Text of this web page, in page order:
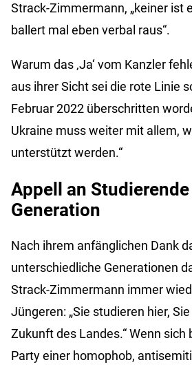
Strack-Zimmermann, „keiner ist
ballert mal eben verbal raus“.
Warum das ‚Ja‘ vom Kanzler
aus ihrer Sicht sei die rote Linie
Februar 2022 überschritten
Ukraine muss weiter mit allem,
unterstützt werden.“
Appell an
Generation
Nach ihrem anfänglichen Dank
unterschiedliche Generationen
Strack-Zimmermann immer
Jüngeren: „Sie studieren hier,
Zukunft des Landes.“ Wenn sich
Party einer homophob,